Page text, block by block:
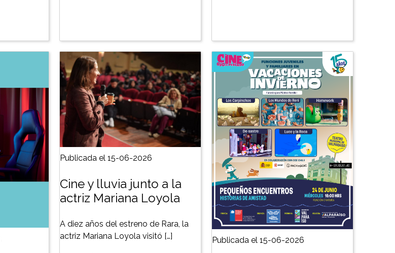
Publicada el 15-06-2026
Cine y lluvia junto a la
actriz Mariana Loyola
A diez años del estreno de Rara, la
actriz Mariana Loyola visitó […]
Publicada el 15-06-2026